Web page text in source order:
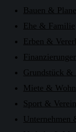
Bauen &
Ehe & Familie
Erben &
Grundstück
Miete &
Sport & Verein
Unternehmen